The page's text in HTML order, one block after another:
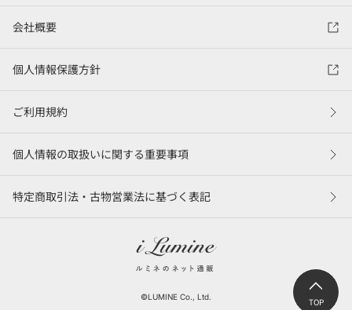
TOP
会社概要
個人情報保護方針
ご利用規約
個人情報の取扱いに関する重要事項
特定商取引法・古物営業法に基づく表記
©LUMINE Co., Ltd.